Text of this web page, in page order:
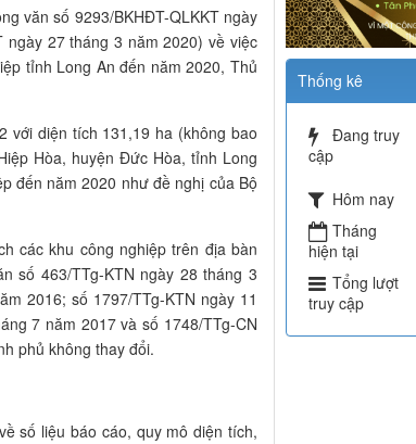
văn số 9293/BKHĐT-QLKKT ngày
ngày 27 tháng 3 năm 2020) về việc
tỉnh Long An đến năm 2020, Thủ
với diện tích 131,19 ha (không bao
Hòa, huyện Đức Hòa, tỉnh Long
đến năm 2020 như đề nghị của Bộ
các khu công nghiệp trên địa bàn
số 463/TTg-KTN ngày 28 tháng 3
2016; số 1797/TTg-KTN ngày 11
7 năm 2017 và số 1748/TTg-CN
phủ không thay đổi.
số liệu báo cáo, quy mô diện tích,
Thống kê
Đang truy
cập
Hôm nay
Tháng
hiện tại
Tổng lượt
truy cập